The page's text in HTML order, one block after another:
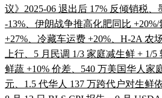
议》2025-06 退出后 17% 反倾销税
-13%、伊朗战争推高化肥同比 +20%/
+27%、冷藏车运费 +20%、H-2A 农
上行、5 月民调 1/3 家庭减生鲜 + 1/
鲜蔬 +10% 价差、540 万美国华人家
元、1.5 代华人 137 万跨代户对生鲜